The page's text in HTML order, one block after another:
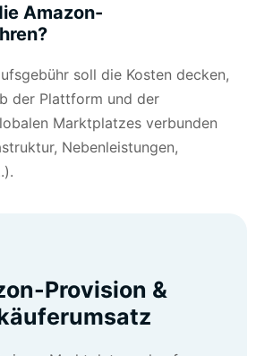
Amazon-
soll die Kosten decken,
der Plattform und der
Marktplatzes verbunden
Nebenleistungen,
Provision &